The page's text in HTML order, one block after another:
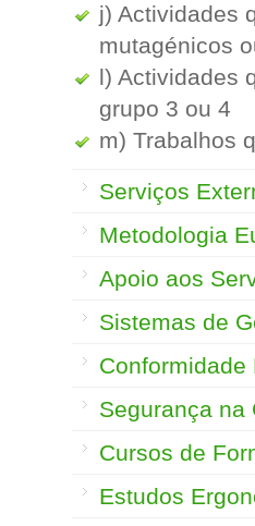
j) Actividades
mutagénicos
l) Actividades
grupo 3 ou 4
m) Trabalhos
Serviços
Metodologia
Apoio aos
Sistemas de
Segurança na
Cursos de
Estudos